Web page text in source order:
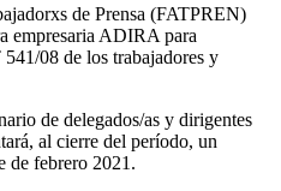
de Prensa (FATPREN)
empresaria ADIRA para
08 de los trabajadores y
de delegados/as y dirigentes
al cierre del período, un
de febrero 2021.